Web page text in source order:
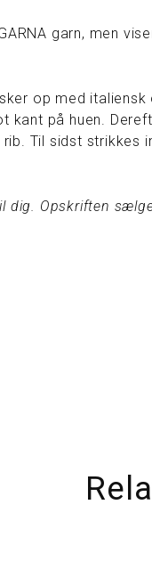
garn, men
op med italiensk
kant på huen.
Til sidst strikkes
dig. Opskriften